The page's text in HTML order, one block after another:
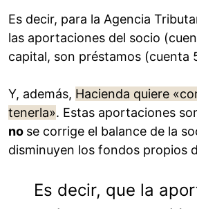
Es decir, para la Agencia
las aportaciones del socio
capital, son préstamos (cuenta
Y, además, Hacienda quiere
tenerla». Estas aportaciones
no se corrige el balance de la
disminuyen los fondos propios
Es decir, que la